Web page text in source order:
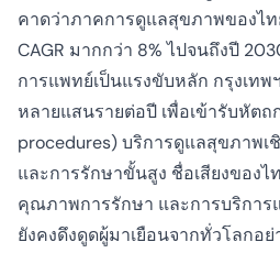
คาดว่าภาคการดูแลสุขภาพของไท
CAGR มากกว่า 8% ไปจนถึงปี
การแพทย์เป็นแรงขับหลัก กรุงเท
หลายแสนรายต่อปี เพื่อเข้ารับหัตถ
procedures) บริการดูแลสุขภาพเ
และการรักษาขั้นสูง ชื่อเสียงของ
คุณภาพการรักษา และการบริการ
ยังคงดึงดูดผู้มาเยือนจากทั่วโลกอย่